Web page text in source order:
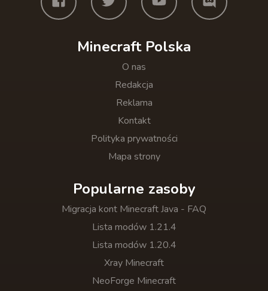
Minecraft Polska
O nas
Redakcja
Reklama
Kontakt
Polityka prywatności
Mapa strony
Popularne zasoby
Migracja kont Minecraft Java - FAQ
Lista modów 1.21.4
Lista modów 1.20.4
Xray Minecraft
NeoForge Minecraft